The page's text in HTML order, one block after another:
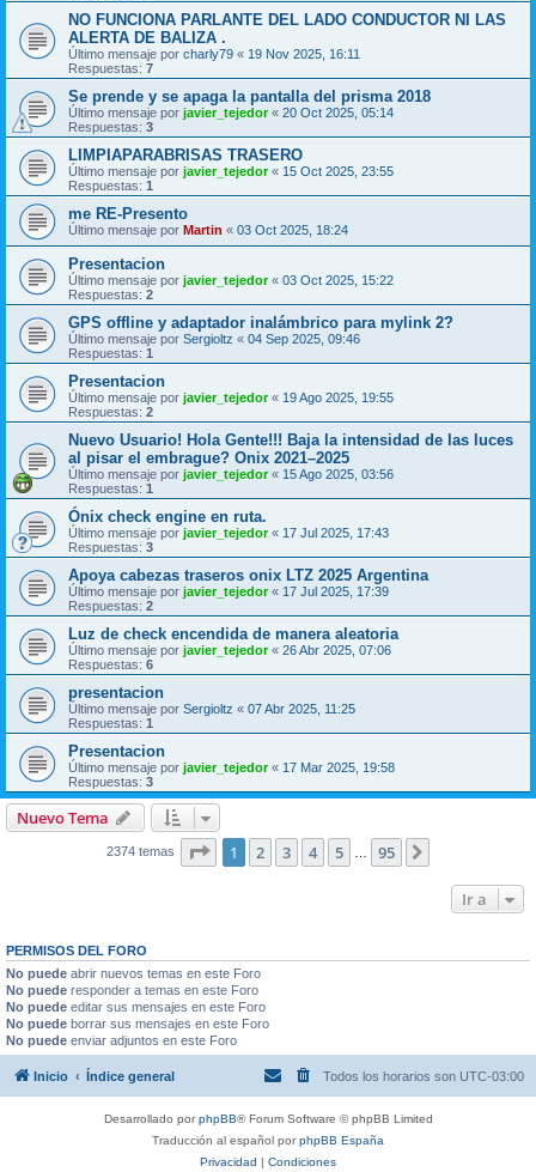
NO FUNCIONA PARLANTE DEL LADO CONDUCTOR NI LAS
ALERTA DE BALIZA .
Último mensaje por charly79 « 19 Nov 2025, 16:11
Respuestas: 7
Se prende y se apaga la pantalla del prisma 2018
Último mensaje por javier_tejedor« 20 Oct 2025, 05:14
Respuestas: 3
LIMPIAPARABRISAS TRASERO
Último mensaje por javier_tejedor« 15 Oct 2025, 23:55
Respuestas: 1
me RE-Presento
Último mensaje por Martin « 03 Oct 2025, 18:24
Presentacion
Último mensaje por javier_tejedor« 03 Oct 2025, 15:22
Respuestas: 2
GPS offline y adaptador inalámbrico para mylink 2?
Último mensaje por Sergioltz « 04 Sep 2025, 09:46
Respuestas: 1
Presentacion
Último mensaje por javier_tejedor« 19 Ago 2025, 19:55
Respuestas: 2
Nuevo Usuario! Hola Gente!!! Baja la intensidad de las luces
al pisar el embrague? Onix 2021–2025
Último mensaje por javier_tejedor« 15 Ago 2025, 03:56
Respuestas: 1
Ónix check engine en ruta.
Último mensaje por javier_tejedor« 17 Jul 2025, 17:43
Respuestas: 3
Apoya cabezas traseros onix LTZ 2025 Argentina
Último mensaje por javier_tejedor« 17 Jul 2025, 17:39
Respuestas: 2
Luz de check encendida de manera aleatoria
Último mensaje por javier_tejedor« 26 Abr 2025, 07:06
Respuestas: 6
presentacion
Último mensaje por Sergioltz « 07 Abr 2025, 11:25
Respuestas: 1
Presentacion
Último mensaje por javier_tejedor« 17 Mar 2025, 19:58
Respuestas: 3
Nuevo Tema
2374 temas Página de 95
1 2 3 4 5 95
Ir a
PERMISOS DEL FORO
No puede abrir nuevos temas en este Foro
No puede responder a temas en este Foro
No puede editar sus mensajes en este Foro
No puede borrar sus mensajes en este Foro
No puede enviar adjuntos en este Foro
Inicio Índice general Todos los horarios son UTC-03:00
Desarrollado porphpBB® Forum Software © phpBB Limited
Traducción al español porphpBB España
Privacidad
Condiciones